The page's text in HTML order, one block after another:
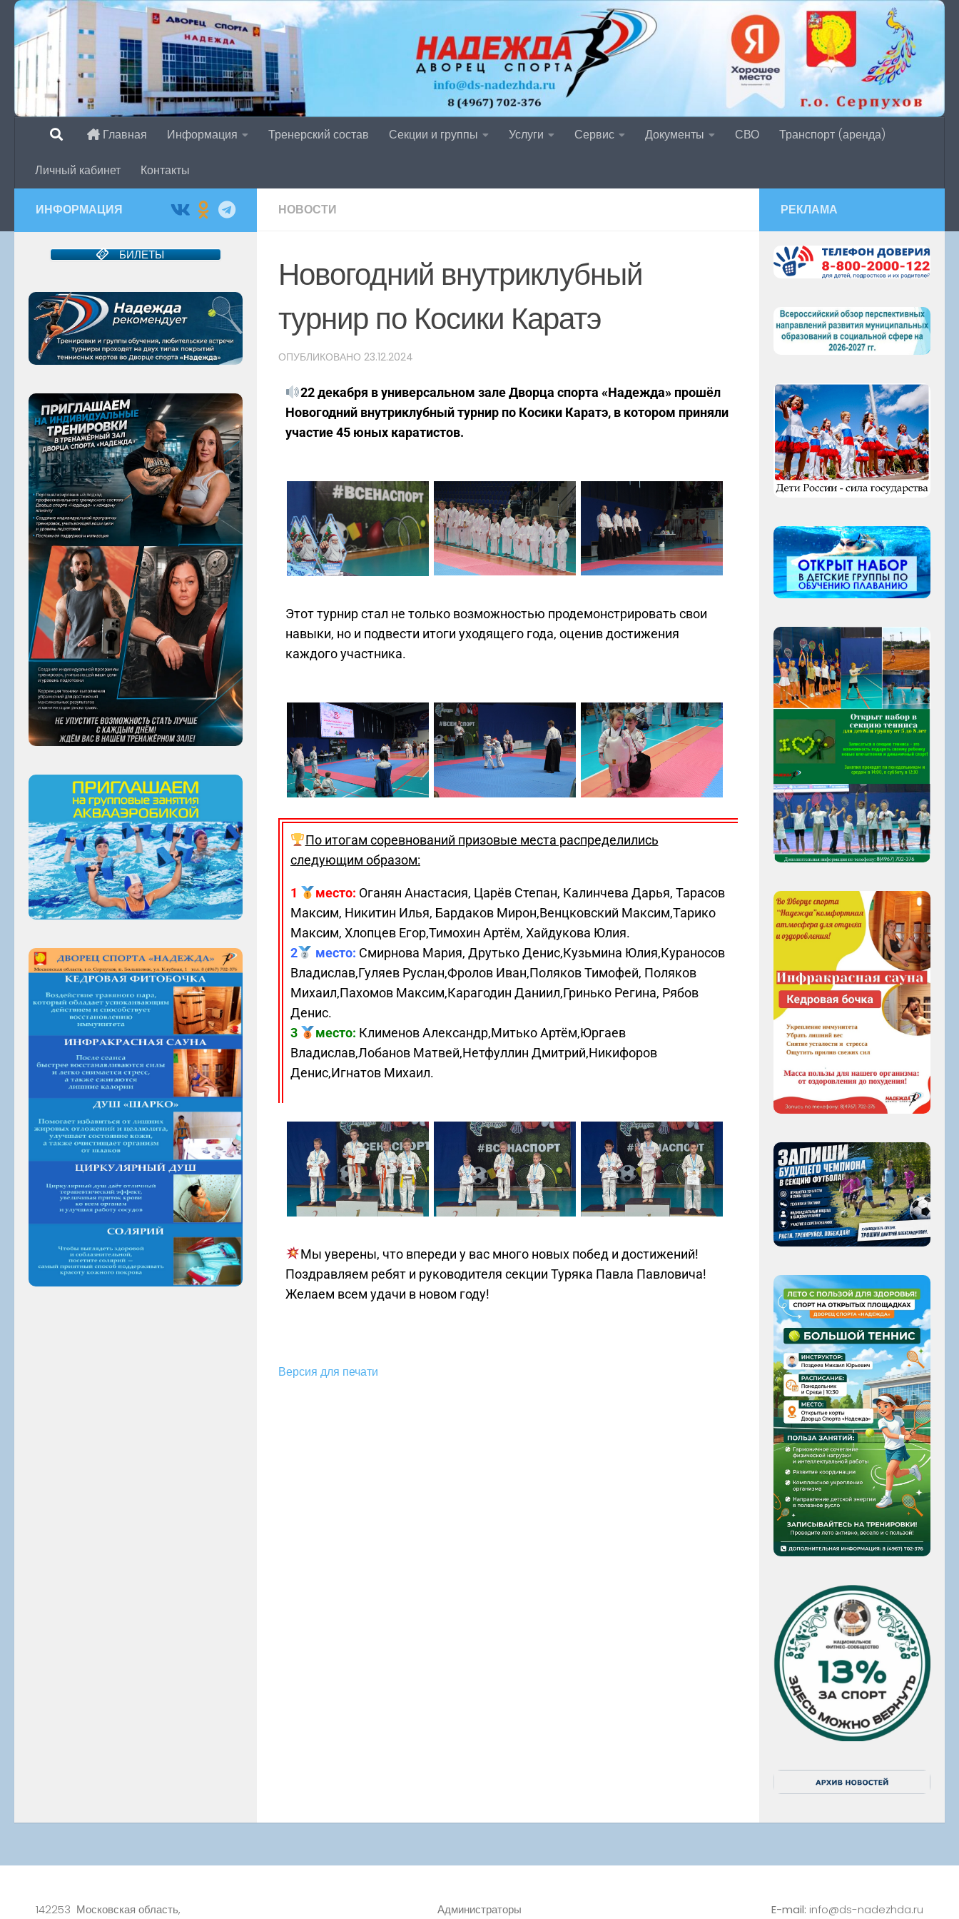
Перейти к содержимому
Главная Информация Тренерский состав Секции и группы Услуги Сервис Документы СВО Транспорт (аренда)
Личный кабинет Контакты
НОВОСТИ
Новогодний внутриклубный
турнир по Косики Каратэ
ОПУБЛИКОВАНО 23.12.2024
22 декабря в универсальном зале Дворца спорта «Надежда» прошёл
Новогодний внутриклубный турнир по Косики Каратэ, в котором приняли
участие 45 юных каратистов.
Этот турнир стал не только возможностью продемонстрировать свои
навыки, но и подвести итоги уходящего года, оценив достижения
каждого участника.
По итогам соревнований призовые места распределились
следующим образом:
1 место: Оганян Анастасия, Царёв Степан, Калинчева Дарья, Тарасов
Максим, Никитин Илья, Бардаков Мирон,Венцковский Максим,Тарико
Максим, Хлопцев Егор,Тимохин Артём, Хайдукова Юлия.
2
место: Смирнова Мария, Друтько Денис,Кузьмина Юлия,Кураносов
Владислав,Гуляев Руслан,Фролов Иван,Поляков Тимофей, Поляков
Михаил,Пахомов Максим,Карагодин Даниил,Гринько Регина, Рябов
Денис.
3
место: Клименов Александр,Митько Артём,Юргаев
Владислав,Лобанов Матвей,Нетфуллин Дмитрий,Никифоров
Денис,Игнатов Михаил.
Мы уверены, что впереди у вас много новых побед и достижений!
Поздравляем ребят и руководителя секции Туряка Павла Павловича!
Желаем всем удачи в новом году!
Версия для печати
ИНФОРМАЦИЯ
БИЛЕТЫ
РЕКЛАМА
142253 Московская область, Администраторы E-mail: info@ds-nadezhda.ru